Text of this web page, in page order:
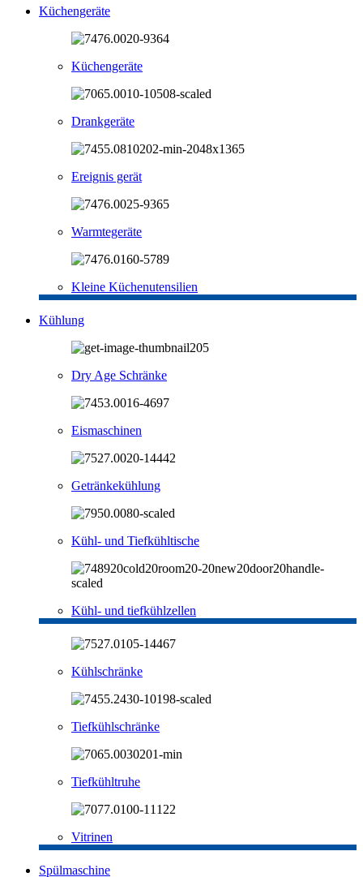
Küchengeräte
Küchengeräte
Drankgeräte
Ereignis gerät
Warmtegeräte
Kleine Küchenutensilien
Kühlung
Dry Age Schränke
Eismaschinen
Getränkekühlung
Kühl- und Tiefkühltische
Kühl- und tiefkühlzellen
Kühlschränke
Tiefkühlschränke
Tiefkühltruhe
Vitrinen
Spülmaschine